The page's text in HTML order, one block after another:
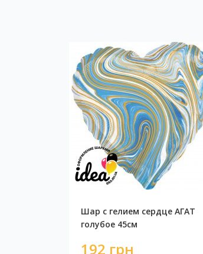
Шар с гелием сердце АГАТ
голубое 45см
192 грн